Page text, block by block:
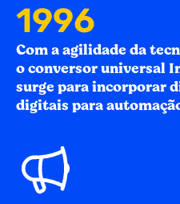
2013
Com a agilidade da
o conversor universal
surge para incorporar
digitais para